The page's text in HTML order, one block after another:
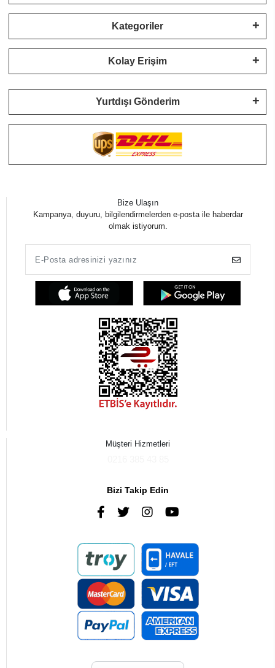
Kategoriler
Kolay Erişim
Yurtdışı Gönderim
Bize Ulaşın
Kampanya, duyuru, bilgilendirmelerden e-posta ile haberdar
olmak istiyorum.
Müşteri Hizmetleri
Bizi Takip Edin